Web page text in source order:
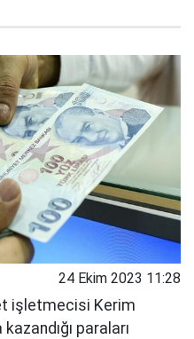
24 Ekim 2023 11:28
işletmecisi Kerim
paraları